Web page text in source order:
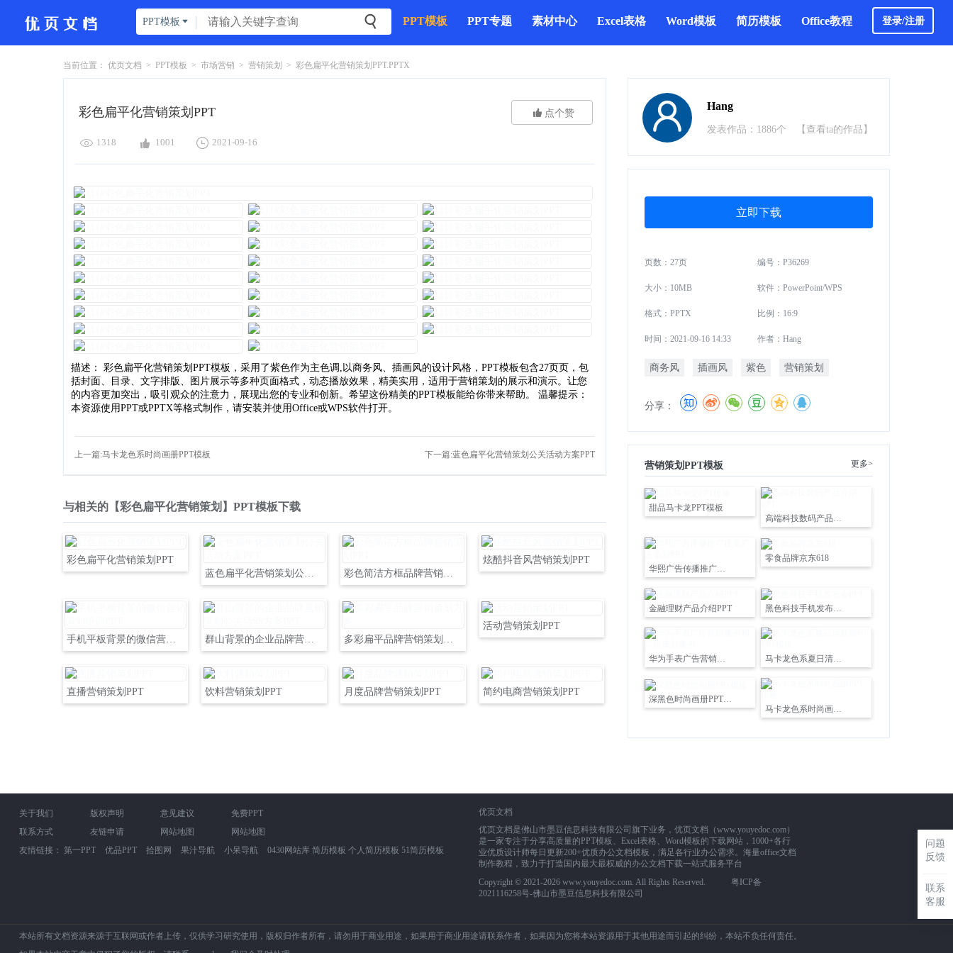
PPT模板   PPT模板 PPT专题 素材中心 Excel表格 Word模板 简历模板 Office教程 登录/注册
当前位置： 优页文档 > PPT模板 > 市场营销 > 营销策划 > 彩色扁平化营销策划PPT.PPTX
彩色扁平化营销策划PPT  点个赞
 1318  1001  2021-09-16
描述： 彩色扁平化营销策划PPT模板，采用了紫色作为主色调,以商务风、插画风的设计风格，PPT模板包含27页页，包
括封面、目录、文字排版、图片展示等多种页面格式，动态播放效果，精美实用，适用于营销策划的展示和演示。让您
的内容更加突出，吸引观众的注意力，展现出您的专业和创新。希望这份精美的PPT模板能给你带来帮助。 温馨提示：
本资源使用PPT或PPTX等格式制作，请安装并使用Office或WPS软件打开。
上一篇:马卡龙色系时尚画册PPT模板 下一篇:蓝色扁平化营销策划公关活动方案PPT
与相关的【彩色扁平化营销策划】PPT模板下载
彩色扁平化营销策划PPT
蓝色扁平化营销策划公关活动方案PPT
彩色简洁方框品牌营销策划PPT
炫酷抖音风营销策划PPT
手机平板背景的微信营销策划培训PPT 群山背景的企业品牌营销策划公关活动方案PPT 多彩扁平品牌营销策划方案
活动营销策划PPT
直播营销策划PPT 饮料营销策划PPT 月度品牌营销策划PPT 简约电商营销策划PPT
Hang
发表作品：1886个 【查看ta的作品】
立即下载
页数：27页 编号：P36269
大小：10MB 软件：PowerPoint/WPS
格式：PPTX 比例：16:9
时间：2021-09-16 14:33 作者：Hang
商务风 插画风 紫色 营销策划
分享：
营销策划PPT模板 更多>
甜品马卡龙PPT模板
高端科技数码产品介绍PPT
华熙广告传播推广提案|广告策划PPT
零食品牌京东618
金融理财产品介绍PPT 黑色科技手机发布会PPT
华为手表广告营销案例和广告策划案例 马卡龙色系夏日清新简约PPT模板
马卡龙色系时尚画册PPT模板
关于我们
联系方式
版权声明
友链申请
意见建议
网站地图
免费PPT
网站地图
友情链接： 第一PPT 优品PPT 拾图网 果汁导航 小呆导航 0430网站库 简历模板 个人简历模板 51简历模板
优页文档
优页文档是佛山市墨豆信息科技有限公司旗下业务，优页文档（www.youyedoc.com）
是一家专注于分享高质量的PPT模板、Excel表格、Word模板的下载网站，1000+各行
业优质设计师每日更新200+优质办公文档模板，满足各行业办公需求。海量office文档
制作教程，致力于打造国内最大最权威的办公文档下载一站式服务平台
Copyright © 2021-2026 www.youyedoc.com. All Rights Reserved. 粤ICP备
2021116258号-佛山市墨豆信息科技有限公司
本站所有文档资源来源于互联网或作者上传，仅供学习研究使用，版权归作者所有，请勿用于商业用途，如果用于商业用途请联系作者，如果因为您将本站资源用于其他用途而引起的纠纷，本站不负任何责任。
问题
反馈
联系
客服